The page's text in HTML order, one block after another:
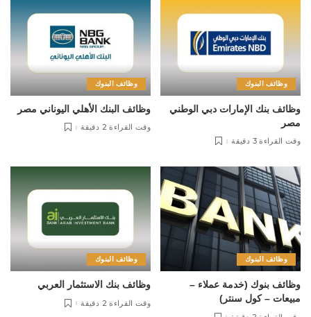
وظائف البنوك
وظائف بنك الإمارات دبي الوطني
مصر
وقت القراءة 3 دقيقة
وظائف البنوك
وظائف البنك الأهلي اليوناني مصر
وقت القراءة 2 دقيقة
وظائف البنوك
وظائف بنوك (خدمة عملاء –
مبيعات – كول سنتر)
وظائف البنوك
وظائف بنك الاستثمار العربي
وقت القراءة 2 دقيقة